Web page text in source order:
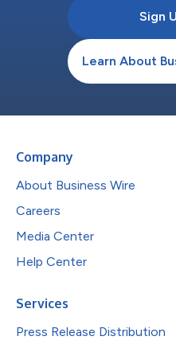
Sign
Learn About
Company
About Business Wire
Careers
Media Center
Help Center
Services
Press Release Distribution